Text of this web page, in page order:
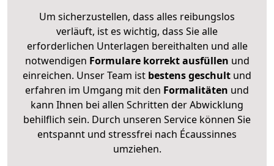
Um sicherzustellen, dass alles reibungslos
verläuft, ist es wichtig, dass Sie alle
erforderlichen Unterlagen bereithalten und alle
notwendigen Formulare korrekt ausfüllen und
einreichen. Unser Team ist bestens geschult und
erfahren im Umgang mit den Formalitäten und
kann Ihnen bei allen Schritten der Abwicklung
behilflich sein. Durch unseren Service können Sie
entspannt und stressfrei nach Écaussinnes
umziehen.